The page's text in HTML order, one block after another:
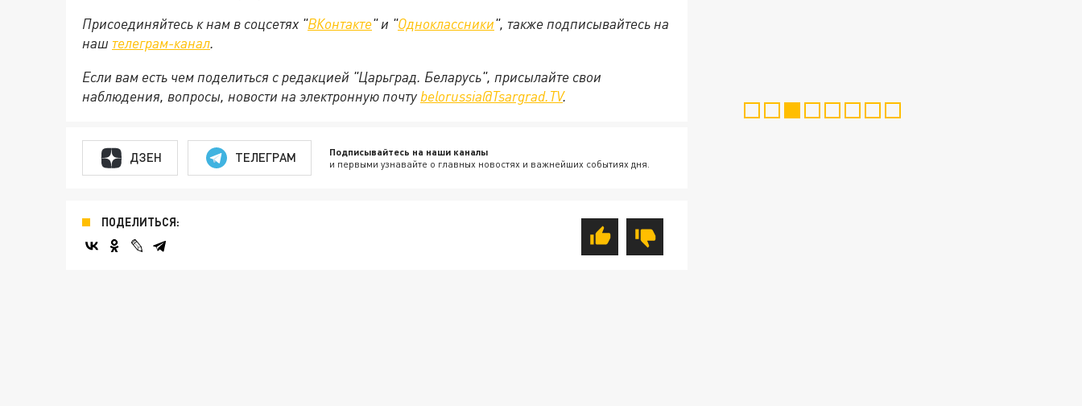
Присоединяйтесь к нам в соцсетях "ВКонтакте" и "Одноклассники", также подписывайтесь на
наш телеграм-канал.
Если вам есть чем поделиться с редакцией "Царьград. Беларусь", присылайте свои
наблюдения, вопросы, новости на электронную почту belorussia@Tsargrad.TV.
ДЗЕН ТЕЛЕГРАМ Подписывайтесь на наши каналы
и первыми узнавайте о главных новостях и важнейших событиях дня.
ПОДЕЛИТЬСЯ: